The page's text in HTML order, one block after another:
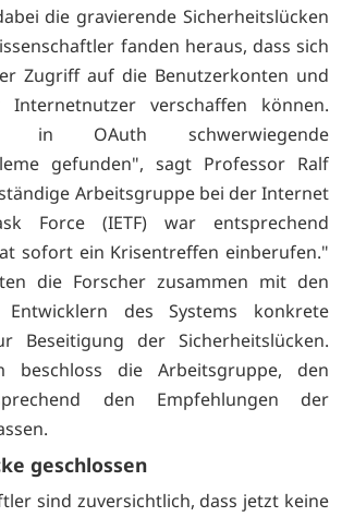
die gravierende Sicherheitslücken
fanden heraus, dass sich
Zugriff auf die Benutzerkonten und
verschaffen können.
in OAuth schwerwiegende
gefunden", sagt Professor Ralf
Arbeitsgruppe bei der Internet
Force (IETF) war entsprechend
sofort ein Krisentreffen einberufen."
die Forscher zusammen mit den
Entwicklern des Systems konkrete
Beseitigung der Sicherheitslücken.
beschloss die Arbeitsgruppe, den
den Empfehlungen der
geschlossen
sind zuversichtlich, dass jetzt keine